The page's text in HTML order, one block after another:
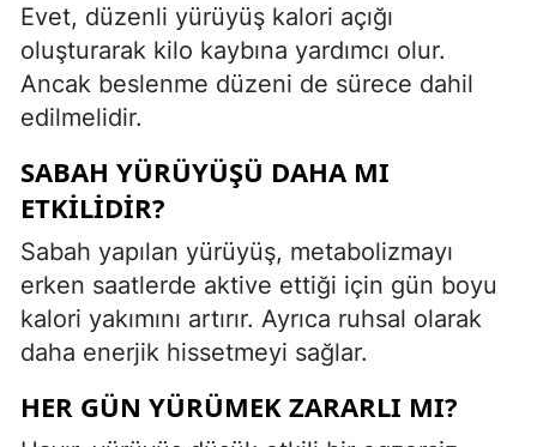
Evet, düzenli yürüyüş kalori açığı
oluşturarak kilo kaybına yardımcı olur.
Ancak beslenme düzeni de sürece dahil
edilmelidir.
SABAH YÜRÜYÜŞÜ DAHA MI
ETKILIDIR?
Sabah yapılan yürüyüş, metabolizmayı
erken saatlerde aktive ettiği için gün boyu
kalori yakımını artırır. Ayrıca ruhsal olarak
daha enerjik hissetmeyi sağlar.
HER GÜN YÜRÜMEK ZARARLI MI?